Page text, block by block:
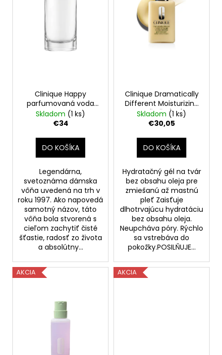
Clinique Happy
parfumovaná voda
pre ženy, 50 ml
Skladom (1 ks)
€34
DO KOŠÍKA
Legendárna,
svetoznáma dámska
vôňa uvedená na trh v
roku 1997. Ako napovedá
samotný názov, táto
vôňa bola stvorená s
cieľom zachytiť čisté
šťastie, radosť zo života
a absolútny...
Clinique Dramatically
Different Moisturizing
HYDRAŤAČNÝ GÉL NA
TVÁR BEZ OLEJA
aplikátor
Skladom (1 ks)
€30,05
DO KOŠÍKA
Hydratačný gél na tvár
bez obsahu oleja pre
zmiešanú až mastnú
pleť Zaisťuje
dlhotrvajúcu hydratáciu
bez obsahu oleja.
Neupcháva póry. Rýchlo
sa vstrebáva do
pokožky.POSILŇUJE...
AKCIA AKCIA